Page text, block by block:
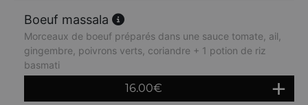
Boeuf massala
Morceaux de boeuf préparés dans une sauce tomate, ail,
gingembre, poivrons verts, coriandre + 1 potion de riz
basmati
16.00€